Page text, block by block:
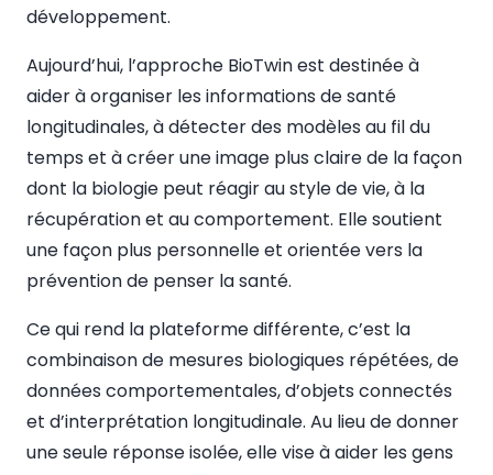
développement.
Aujourd’hui, l’approche BioTwin est destinée à
aider à organiser les informations de santé
longitudinales, à détecter des modèles au fil du
temps et à créer une image plus claire de la façon
dont la biologie peut réagir au style de vie, à la
récupération et au comportement. Elle soutient
une façon plus personnelle et orientée vers la
prévention de penser la santé.
Ce qui rend la plateforme différente, c’est la
combinaison de mesures biologiques répétées, de
données comportementales, d’objets connectés
et d’interprétation longitudinale. Au lieu de donner
une seule réponse isolée, elle vise à aider les gens